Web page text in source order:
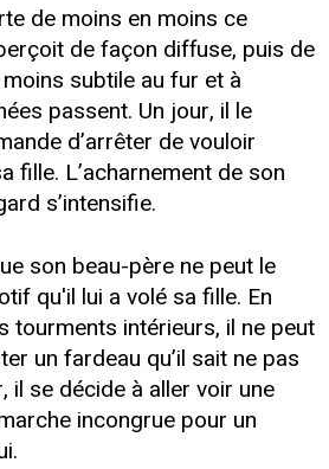
de moins en moins ce
de façon diffuse, puis de
subtile au fur et à
passent. Un jour, il le
d’arrêter de vouloir
fille. L’acharnement de son
s’intensifie.
son beau-père ne peut le
qu'il lui a volé sa fille. En
tourments intérieurs, il ne peut
un fardeau qu’il sait ne pas
il se décide à aller voir une
incongrue pour un